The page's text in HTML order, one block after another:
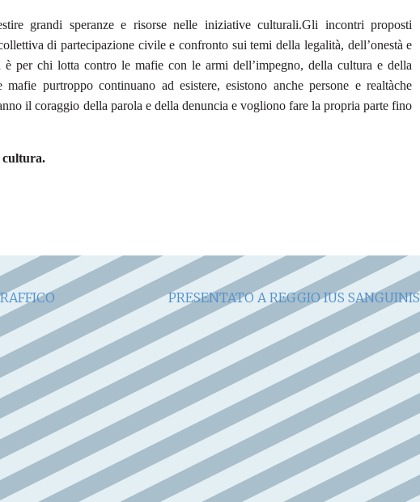
grandi speranze e risorse nelle iniziative culturali.Gli incontri proposti
di partecipazione civile e confronto sui temi della legalità, dell’onestà e
è per chi lotta contro le mafie con le armi dell’impegno, della cultura e della
purtroppo continuano ad esistere, esistono anche persone e realtàche
il coraggio della parola e della denuncia e vogliono fare la propria parte fino
cultura.
PRESENTATO A REGGIO IUS SANGUINIS